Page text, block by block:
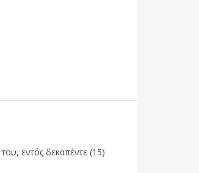
εντός δεκαπέντε (15)